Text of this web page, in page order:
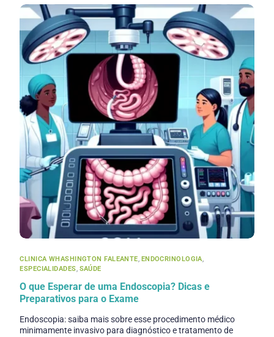
CLINICA WHASHINGTON FALEANTE, ENDOCRINOLOGIA,
ESPECIALIDADES, SAÚDE
O que Esperar de uma Endoscopia? Dicas e
Preparativos para o Exame
Endoscopia: saiba mais sobre esse procedimento médico
minimamente invasivo para diagnóstico e tratamento de